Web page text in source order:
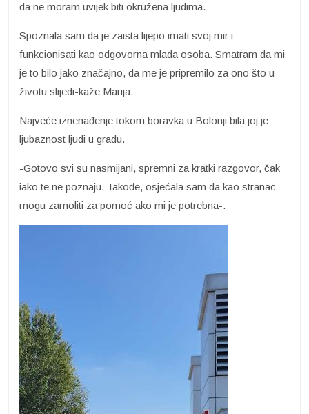
da ne moram uvijek biti okružena ljudima.
Spoznala sam da je zaista lijepo imati svoj mir i
funkcionisati kao odgovorna mlada osoba. Smatram da mi
je to bilo jako značajno, da me je pripremilo za ono što u
životu slijedi-kaže Marija.
Najveće iznenađenje tokom boravka u Bolonji bila joj je
ljubaznost ljudi u gradu.
-Gotovo svi su nasmijani, spremni za kratki razgovor, čak
iako te ne poznaju. Takođe, osjećala sam da kao stranac
mogu zamoliti za pomoć ako mi je potrebna-.